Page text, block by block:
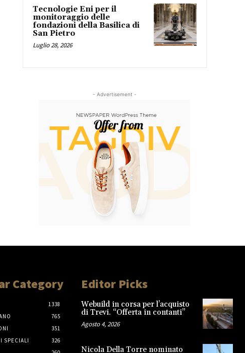
Tecnologie Eni per il
monitoraggio delle
fondazioni della Basilica di
San Pietro
Luglio 28, 2026
- Advertisement -
Category
1338
765
351
SPECIALI
326
Editor Picks
Webuild in corsa per l’acquisto
di Trevi. “Offerta in contanti”
Agosto 4, 2026
Nicola Della Torre nominato